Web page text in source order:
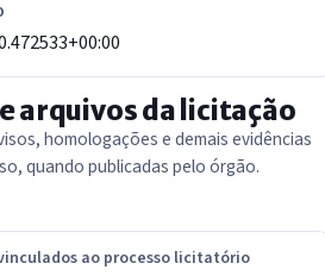
arquivos da licitação
homologações e demais evidências
quando publicadas pelo órgão.
ao processo licitatório